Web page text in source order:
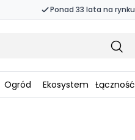
Ponad 33 lata na rynku
Ogród Ekosystem Łączność